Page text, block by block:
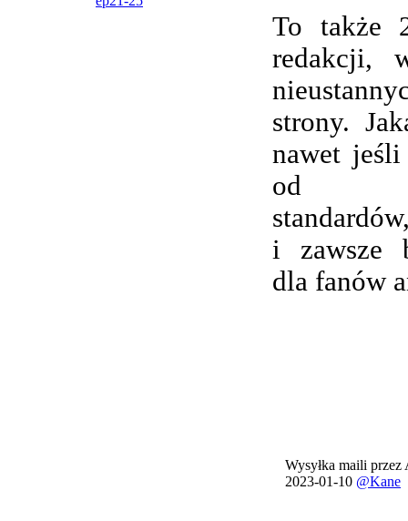
To także
redakcji,
strony.
nawet
od
i zawsze
dla fanów
Wysyłka maili
2023-01-10 @Kane